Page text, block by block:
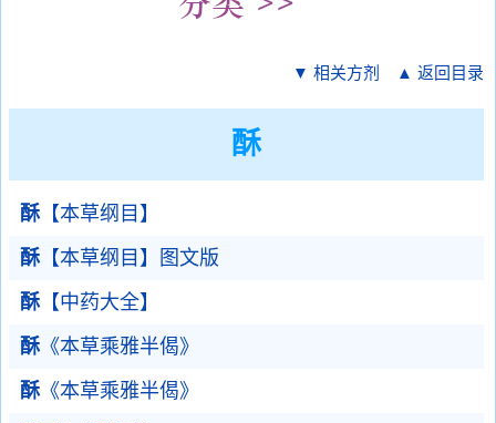
▼ 相关方剂 ▲ 返回目录
酥
酥【本草纲目】
酥【本草纲目】图文版
酥【中药大全】
酥《本草乘雅半偈》
酥《本草乘雅半偈》